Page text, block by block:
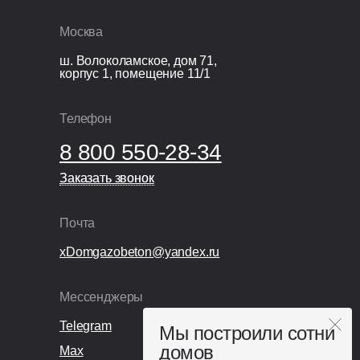
Организационные расходы
Технический надзор;
Раздельный сбор и вывоз мусора;
xDomgazobeton@yandex.ru
Почта
Мессенджеры
Telegram
Max
ш. Волоколамское, дом 71,
корпус 1, помещение 11/1
8 800 550-28-34
Москва
Заказать звонок
Заказать звонок
Телефон
Мы построили сотни
домов